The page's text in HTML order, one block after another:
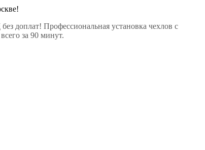
доплат! Профессиональная установка чехлов с
за 90 минут.